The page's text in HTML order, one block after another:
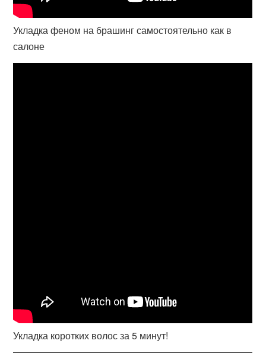
Укладка феном на брашинг самостоятельно как в
салоне
Укладка коротких волос за 5 минут!